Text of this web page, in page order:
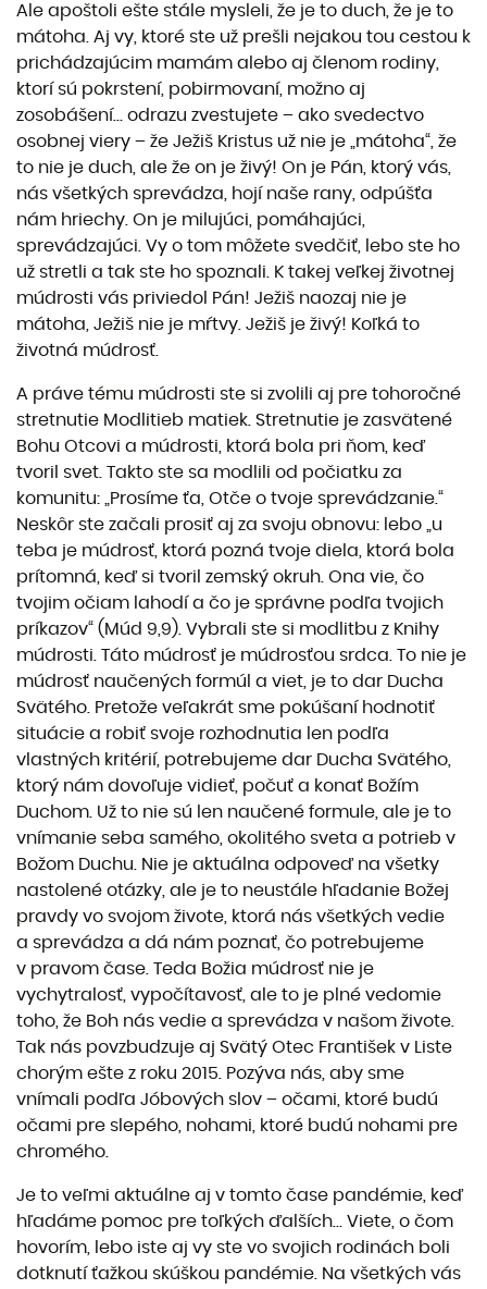
Ale apoštoli ešte stále mysleli, že je to duch, že je to
mátoha. Aj vy, ktoré ste už prešli nejakou tou cestou k
prichádzajúcim mamám alebo aj členom rodiny,
ktorí sú pokrstení, pobirmovaní, možno aj
zosobášení… odrazu zvestujete – ako svedectvo
osobnej viery – že Ježiš Kristus už nie je „mátoha“, že
to nie je duch, ale že on je živý! On je Pán, ktorý vás,
nás všetkých sprevádza, hojí naše rany, odpúšťa
nám hriechy. On je milujúci, pomáhajúci,
sprevádzajúci. Vy o tom môžete svedčiť, lebo ste ho
už stretli a tak ste ho spoznali. K takej veľkej životnej
múdrosti vás priviedol Pán! Ježiš naozaj nie je
mátoha, Ježiš nie je mŕtvy. Ježiš je živý! Koľká to
životná múdrosť.
A práve tému múdrosti ste si zvolili aj pre tohoročné
stretnutie Modlitieb matiek. Stretnutie je zasvätené
Bohu Otcovi a múdrosti, ktorá bola pri ňom, keď
tvoril svet. Takto ste sa modlili od počiatku za
komunitu: „Prosíme ťa, Otče o tvoje sprevádzanie.“
Neskôr ste začali prosiť aj za svoju obnovu: lebo „u
teba je múdrosť, ktorá pozná tvoje diela, ktorá bola
prítomná, keď si tvoril zemský okruh. Ona vie, čo
tvojim očiam lahodí a čo je správne podľa tvojich
príkazov“ (Múd 9,9). Vybrali ste si modlitbu z Knihy
múdrosti. Táto múdrosť je múdrosťou srdca. To nie je
múdrosť naučených formúl a viet, je to dar Ducha
Svätého. Pretože veľakrát sme pokúšaní hodnotiť
situácie a robiť svoje rozhodnutia len podľa
vlastných kritérií, potrebujeme dar Ducha Svätého,
ktorý nám dovoľuje vidieť, počuť a konať Božím
Duchom. Už to nie sú len naučené formule, ale je to
vnímanie seba samého, okolitého sveta a potrieb v
Božom Duchu. Nie je aktuálna odpoveď na všetky
nastolené otázky, ale je to neustále hľadanie Božej
pravdy vo svojom živote, ktorá nás všetkých vedie
a sprevádza a dá nám poznať, čo potrebujeme
v pravom čase. Teda Božia múdrosť nie je
vychytralosť, vypočítavosť, ale to je plné vedomie
toho, že Boh nás vedie a sprevádza v našom živote.
Tak nás povzbudzuje aj Svätý Otec František v Liste
chorým ešte z roku 2015. Pozýva nás, aby sme
vnímali podľa Jóbových slov – očami, ktoré budú
očami pre slepého, nohami, ktoré budú nohami pre
chromého.
Je to veľmi aktuálne aj v tomto čase pandémie, keď
hľadáme pomoc pre toľkých ďalších… Viete, o čom
hovorím, lebo iste aj vy ste vo svojich rodinách boli
dotknutí ťažkou skúškou pandémie. Na všetkých vás